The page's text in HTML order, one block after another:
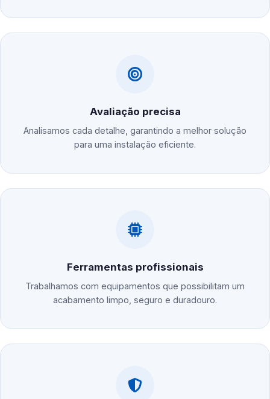
Avaliação precisa
Analisamos cada detalhe, garantindo a melhor solução
para uma instalação eficiente.
Ferramentas profissionais
Trabalhamos com equipamentos que possibilitam um
acabamento limpo, seguro e duradouro.